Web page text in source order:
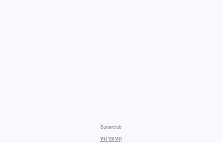
Butterclub
หมายเหตุ